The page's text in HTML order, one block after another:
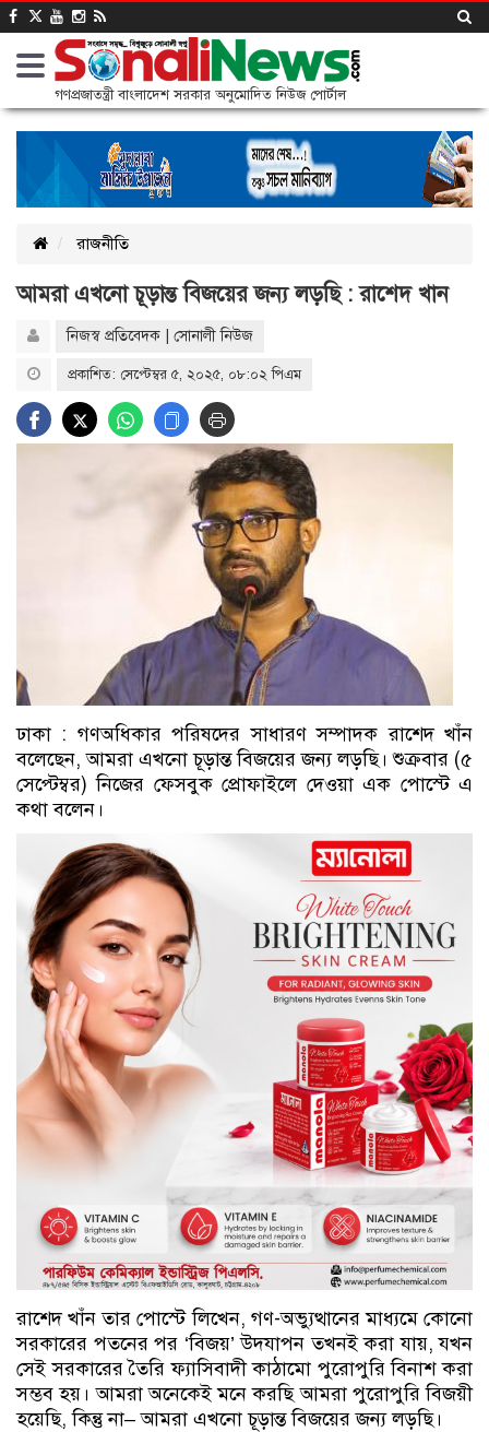
গণপ্রজাতন্ত্রী বাংলাদেশ সরকার অনুমোদিত নিউজ পোর্টাল
রাজনীতি
আমরা এখনো চূড়ান্ত বিজয়ের জন্য লড়ছি : রাশেদ খান
নিজস্ব প্রতিবেদক | সোনালী নিউজ
প্রকাশিত: সেপ্টেম্বর ৫, ২০২৫, ০৮:০২ পিএম
ঢাকা : গণঅধিকার পরিষদের সাধারণ সম্পাদক রাশেদ খাঁন
বলেছেন, আমরা এখনো চূড়ান্ত বিজয়ের জন্য লড়ছি। শুক্রবার (৫
সেপ্টেম্বর) নিজের ফেসবুক প্রোফাইলে দেওয়া এক পোস্টে এ
কথা বলেন।
রাশেদ খাঁন তার পোস্টে লিখেন, গণ-অভ্যুত্থানের মাধ্যমে কোনো
সরকারের পতনের পর ‘বিজয়’ উদযাপন তখনই করা যায়, যখন
সেই সরকারের তৈরি ফ্যাসিবাদী কাঠামো পুরোপুরি বিনাশ করা
সম্ভব হয়। আমরা অনেকেই মনে করছি আমরা পুরোপুরি বিজয়ী
হয়েছি, কিন্তু না– আমরা এখনো চূড়ান্ত বিজয়ের জন্য লড়ছি।